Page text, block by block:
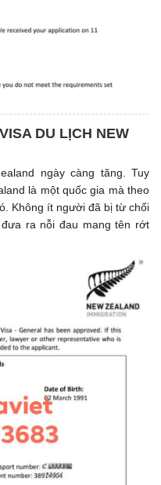
DU LỊCH NEW
ngày càng tăng. Tuy
là một quốc gia mà theo
Không ít người đã bị từ chối
ra nỗi đau mang tên rớt